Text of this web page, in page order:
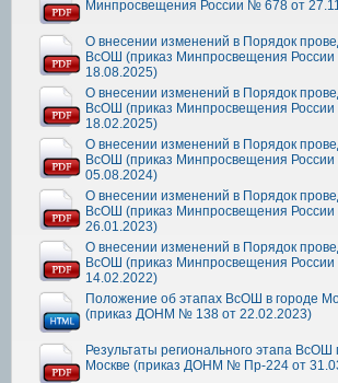
Минпросвещения России № 678 от
О внесении изменений в Порядок
ВсОШ (приказ Минпросвещения
18.08.2025)
О внесении изменений в Порядок
ВсОШ (приказ Минпросвещения
18.02.2025)
О внесении изменений в Порядок
ВсОШ (приказ Минпросвещения
05.08.2024)
О внесении изменений в Порядок
ВсОШ (приказ Минпросвещения
26.01.2023)
О внесении изменений в Порядок
ВсОШ (приказ Минпросвещения
14.02.2022)
Положение об этапах ВсОШ в городе
(приказ ДОНМ № 138 от 22.02.2023)
Результаты регионального этапа ВсОШ
Москве (приказ ДОНМ № Пр-224 от